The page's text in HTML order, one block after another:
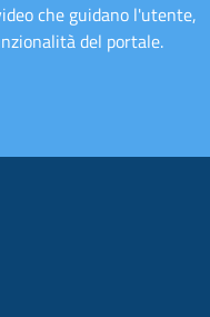
che guidano l'utente,
del portale.